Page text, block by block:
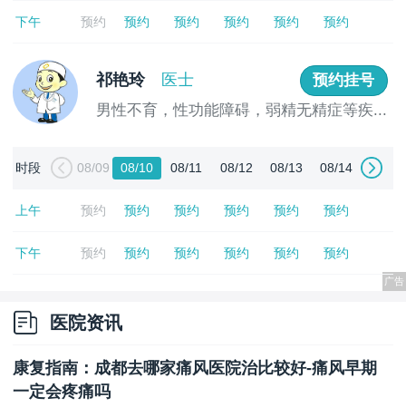
下午 预约 预约 预约 预约 预约 预约
祁艳玲 医士
预约挂号
男性不育，性功能障碍，弱精无精症等疾...
时段 08/09 08/10 08/11 08/12 08/13 08/14
上午 预约 预约 预约 预约 预约 预约
下午 预约 预约 预约 预约 预约 预约
医院资讯
康复指南：成都去哪家痛风医院治比较好-痛风早期
一定会疼痛吗